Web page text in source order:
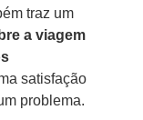
traz um
a viagem
satisfação
problema.